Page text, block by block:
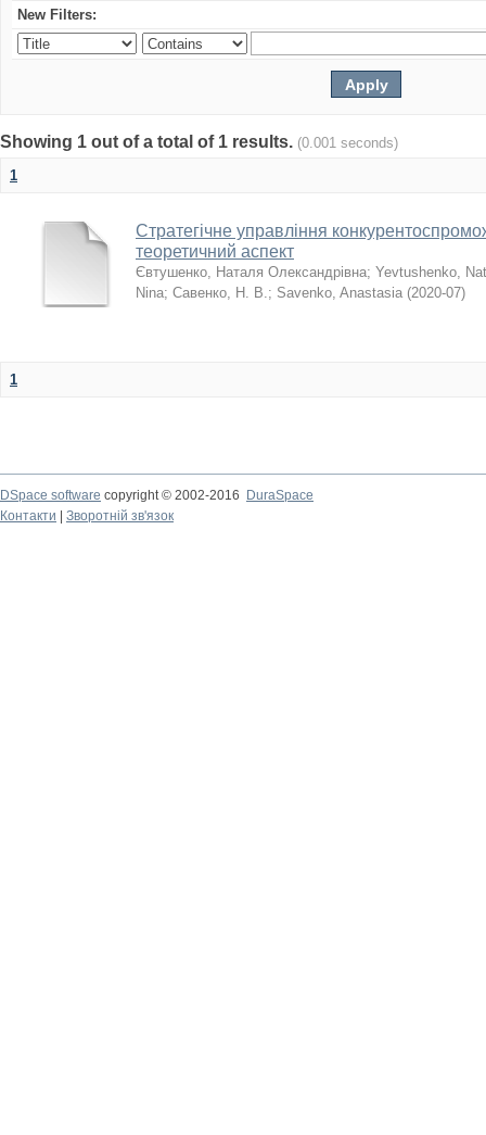
New Filters:
Showing 1 out of a total of 1 results. (0.001 seconds)
1
Стратегічне управління
теоретичний аспект
Євтушенко, Наталя Олександрівна; Yevtushenko,
Nina; Савенко, Н. В.; Savenko, Anastasia (2020-07)
1
DSpace software copyright © 2002-2016
DuraSpace
Контакти
Зворотній зв'язок